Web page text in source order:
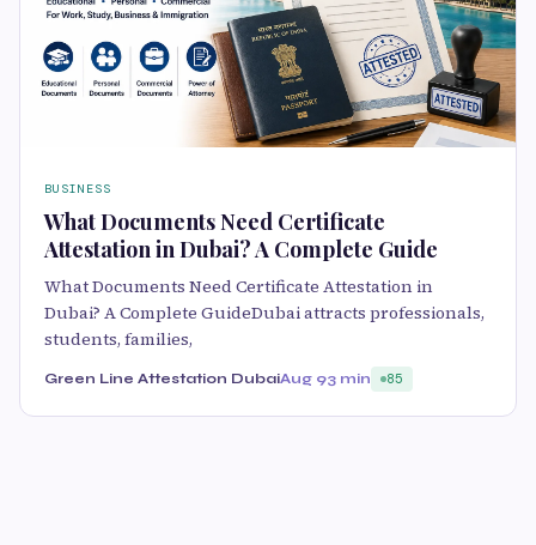
BUSINESS
What Documents Need Certificate
Attestation in Dubai? A Complete Guide
What Documents Need Certificate Attestation in
Dubai? A Complete GuideDubai attracts professionals,
students, families,
Green Line Attestation DubaiAug 93 min 85